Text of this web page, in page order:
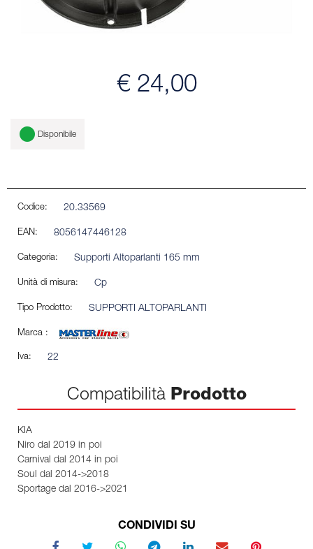
€ 24,00
Disponibile
Codice: 20.33569
EAN: 8056147446128
Categoria: Supporti Altoparlanti 165 mm
Unità di misura: Cp
Tipo Prodotto: SUPPORTI ALTOPARLANTI
Marca :
Iva: 22
Compatibilità Prodotto
KIA
Niro dal 2019 in poi
Carnival dal 2014 in poi
Soul dal 2014->2018
Sportage dal 2016->2021
CONDIVIDI SU